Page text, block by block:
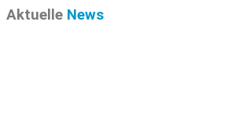
Aktuelle News